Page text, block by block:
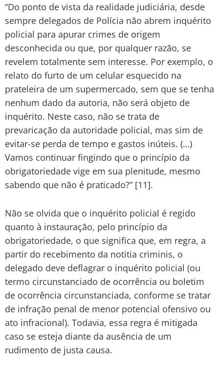
“Do ponto de vista da realidade judiciária, desde
sempre delegados de Polícia não abrem inquérito
policial para apurar crimes de origem
desconhecida ou que, por qualquer razão, se
revelem totalmente sem interesse. Por exemplo, o
relato do furto de um celular esquecido na
prateleira de um supermercado, sem que se tenha
nenhum dado da autoria, não será objeto de
inquérito. Neste caso, não se trata de
prevaricação da autoridade policial, mas sim de
evitar-se perda de tempo e gastos inúteis. (…)
Vamos continuar fingindo que o princípio da
obrigatoriedade vige em sua plenitude, mesmo
sabendo que não é praticado?” [11].
Não se olvida que o inquérito policial é regido
quanto à instauração, pelo princípio da
obrigatoriedade, o que significa que, em regra, a
partir do recebimento da notitia criminis, o
delegado deve deflagrar o inquérito policial (ou
termo circunstanciado de ocorrência ou boletim
de ocorrência circunstanciada, conforme se tratar
de infração penal de menor potencial ofensivo ou
ato infracional). Todavia, essa regra é mitigada
caso se esteja diante da ausência de um
rudimento de justa causa.